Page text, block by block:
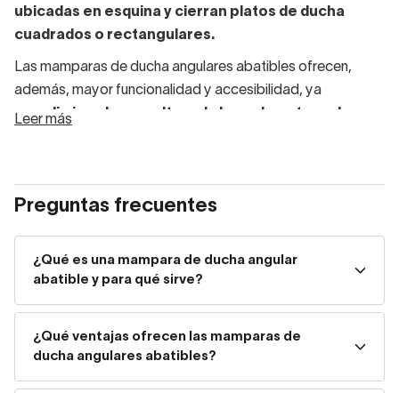
ubicadas en esquina y cierran platos de ducha
cuadrados o rectangulares.
Las mamparas de ducha angulares abatibles ofrecen,
además, mayor funcionalidad y accesibilidad, ya
que eliminan los resaltos a la hora de entrar a la
movilidad reducida, las mamparas de ducha angulares
abatibles sonaltamente funcionales y prácticas.
Una mampara de ducha en esquina será perfecta en baños
pequeños o espacios ajustados. Hay muchas
composiciones, con mayor o menor número de hojas,
partes fijas y móviles.¡Encuentra la mejor para tu
baño!
¿Qué es una mampara angular
Leer más
Preguntas frecuentes
¿Qué es una mampara de ducha angular
abatible y para qué sirve?
¿Qué ventajas ofrecen las mamparas de
ducha angulares abatibles?